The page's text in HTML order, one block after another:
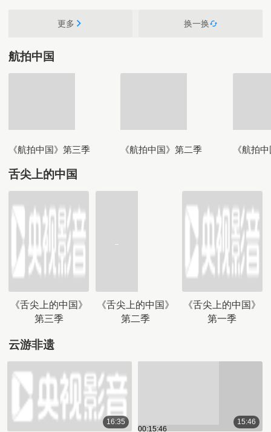
更多 换一换
航拍中国
《航拍中国》第三季 《航拍中国》第二季 《航拍
舌尖上的中国
《舌尖上的中国》
第三季
《舌尖上的中国》
第二季
《舌尖上的中国》
第一季
云游非遗
16:35
00:15:46
15:46